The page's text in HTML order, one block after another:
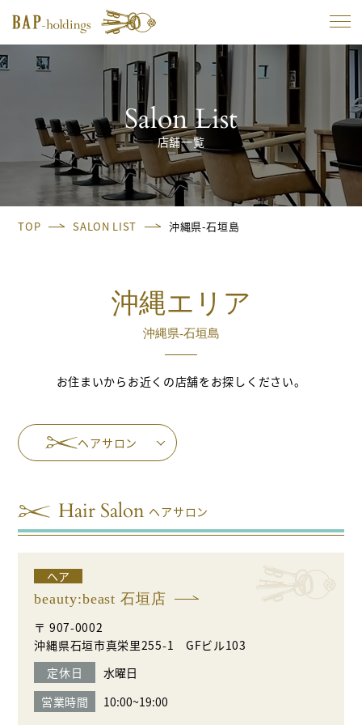
Salon List
店舗一覧
TOP SALON LIST 沖縄県-石垣島
沖縄エリア
沖縄県-石垣島
お住まいからお近くの店舗をお探しください。
ヘアサロン
ヘアサロン
ヘア
beauty:beast 石垣店
〒 907-0002
沖縄県石垣市真栄里255-1 GFビル103
定休日
水曜日
営業時間
10:00~19:00